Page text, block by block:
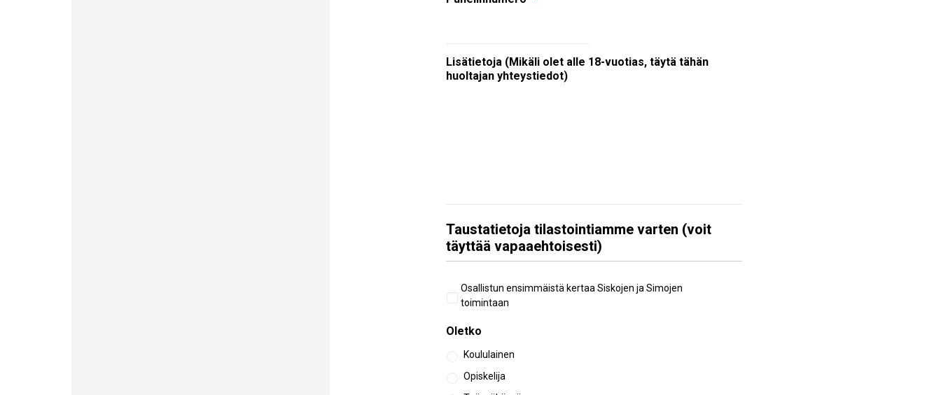
Lisätietoja (Mikäli olet alle 18-vuotias, täytä tähän
huoltajan yhteystiedot)
Taustatietoja tilastointiamme varten (voit
täyttää vapaaehtoisesti)
Aiempi
osallistuminen
Osallistun ensimmäistä kertaa Siskojen ja Simojen
toimintaan
Oletko
Koululainen
Opiskelija